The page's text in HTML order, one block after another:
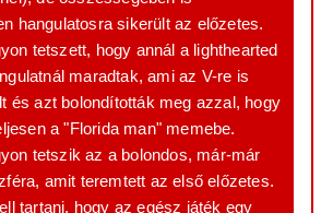
hangulatosra sikerült az előzetes.
tetszett, hogy annál a lighthearted
maradtak, ami az V-re is
és azt bolondították meg azzal, hogy
a "Florida man" memebe.
tetszik az a bolondos, már-már
amit teremtett az első előzetes.
tartani, hogy az egész játék egy